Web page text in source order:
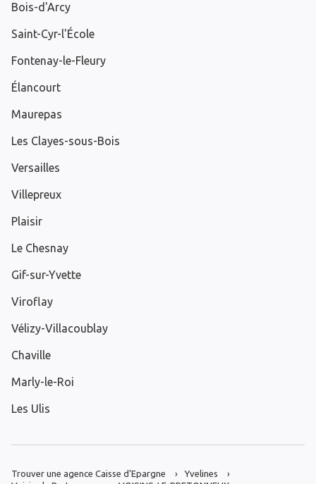
Bois-d'Arcy
Saint-Cyr-l'École
Fontenay-le-Fleury
Élancourt
Maurepas
Les Clayes-sous-Bois
Versailles
Villepreux
Plaisir
Le Chesnay
Gif-sur-Yvette
Viroflay
Vélizy-Villacoublay
Chaville
Marly-le-Roi
Les Ulis
Trouver une agence Caisse d’Epargne
Yvelines